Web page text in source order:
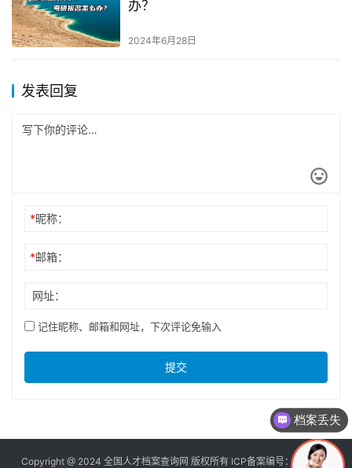
办？
2024年6月28日
发表回复
*昵称：
*邮箱：
网址：
记住昵称、邮箱和网址，下次评论免输入
提交
Copyright @ 2024 全国人才档案查询网 版权所有 ICP备案编号： 京ICP备
档案丢失